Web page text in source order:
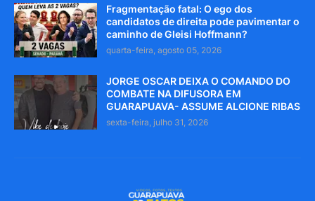
Fragmentação fatal: O ego dos
candidatos de direita pode pavimentar o
caminho de Gleisi Hoffmann?
quarta-feira, agosto 05, 2026
JORGE OSCAR DEIXA O COMANDO DO
COMBATE NA DIFUSORA EM
GUARAPUAVA- ASSUME ALCIONE RIBAS
sexta-feira, julho 31, 2026